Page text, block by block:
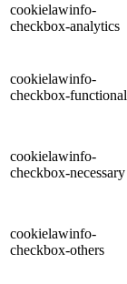
cookielawinfo-
checkbox-analytics
cookielawinfo-
checkbox-functional
cookielawinfo-
checkbox-necessary
cookielawinfo-
checkbox-others